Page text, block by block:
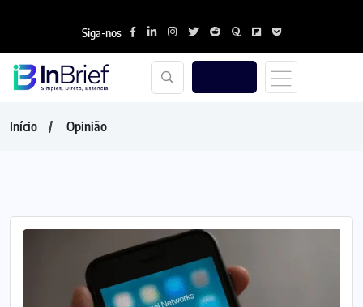
Siga-nos
Início Opinião